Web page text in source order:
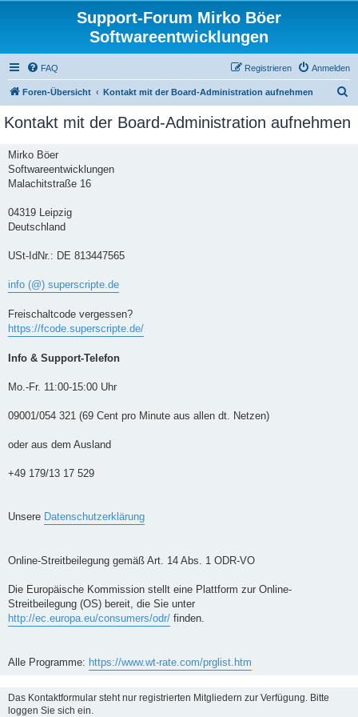
Support-Forum Mirko Böer
Softwareentwicklungen
FAQ Anmelden
Registrieren
Foren-Übersicht Kontakt mit der Board-Administration aufnehmen
c
Kontakt mit der Board-Administration aufnehmen
Mirko Böer
Softwareentwicklungen
Malachitstraße 16
04319 Leipzig
Deutschland
USt-IdNr.: DE 813447565
info (@) superscripte.de
Freischaltcode vergessen?
https://fcode.superscripte.de/
Info & Support-Telefon
Mo.-Fr. 11:00-15:00 Uhr
09001/054 321 (69 Cent pro Minute aus allen dt. Netzen)
oder aus dem Ausland
+49 179/13 17 529
Unsere Datenschutzerklärung
Online-Streitbeilegung gemäß Art. 14 Abs. 1 ODR-VO
Die Europäische Kommission stellt eine Plattform zur Online-
Streitbeilegung (OS) bereit, die Sie unter
http://ec.europa.eu/consumers/odr/ finden.
Alle Programme: https://www.wt-rate.com/prglist.htm
Das Kontaktformular steht nur registrierten Mitgliedern zur Verfügung. Bitte
loggen Sie sich ein.